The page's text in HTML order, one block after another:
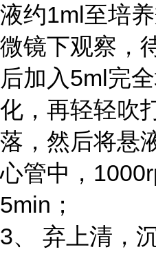
液约1ml至培
微镜下观察，
后加入5ml完
化，再轻轻吹
落，然后将悬
心管中，
5min；
3、 弃上清，